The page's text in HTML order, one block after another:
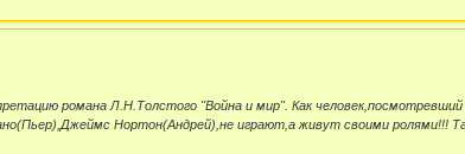
романа Л.Н.Толстого "Война и мир". Как
Нортон(Андрей),не играют,а живут своими ролями!!!